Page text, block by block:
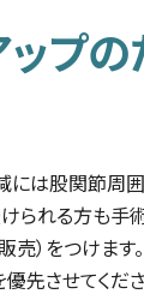
プの
は股関節周囲
られる方も手
）をつけます
先させてくだ